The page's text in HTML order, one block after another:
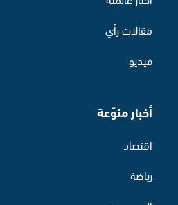
مقالات رأي
فيديو
أخبار منوّعة
اقتصاد
رياضة